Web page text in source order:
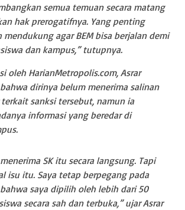
semua temuan secara matang
hak prerogatifnya. Yang penting
mendukung agar BEM bisa berjalan demi
dan kampus,” tutupnya.
oleh HarianMetropolis.com, Asrar
dirinya belum menerima salinan
terkait sanksi tersebut, namun ia
informasi yang beredar di
SK itu secara langsung. Tapi
isu itu. Saya tetap berpegang pada
saya dipilih oleh lebih dari 50
secara sah dan terbuka,” ujar Asrar